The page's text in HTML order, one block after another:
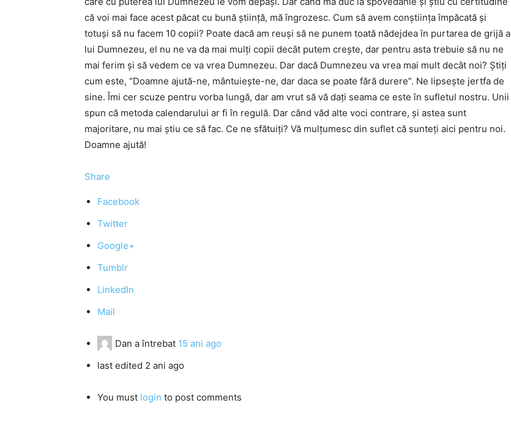
că voi mai face acest păcat cu bună știință, mă îngrozesc. Cum să avem conștiința împăcată și
totuși să nu facem 10 copii? Poate dacă am reuși să ne punem toată nădejdea în purtarea de grijă a
lui Dumnezeu, el nu ne va da mai mulți copii decât putem crește, dar pentru asta trebuie să nu ne
mai ferim și să vedem ce va vrea Dumnezeu. Dar dacă Dumnezeu va vrea mai mult decât noi? Știți
cum este, “Doamne ajută-ne, mântuiește-ne, dar daca se poate fără durere”. Ne lipsește jertfa de
sine. Îmi cer scuze pentru vorba lungă, dar am vrut să vă dați seama ce este în sufletul nostru. Unii
spun că metoda calendarului ar fi în regulă. Dar când văd alte voci contrare, și astea sunt
majoritare, nu mai știu ce să fac. Ce ne sfătuiți? Vă mulțumesc din suflet că sunteți aici pentru noi.
Doamne ajută!
Share
Facebook
Twitter
Google+
Tumblr
LinkedIn
Mail
Dan a întrebat 15 ani ago
last edited 2 ani ago
You must login to post comments